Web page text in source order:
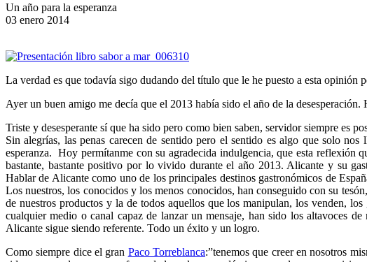
Un año para la esperanza
03 enero 2014
La verdad es que todavía sigo dudando del título que le he puesto a esta opinión
Ayer un buen amigo me decía que el 2013 había sido el año de la
Triste y desesperante sí que ha sido pero como bien saben, servidor siempre es
Sin alegrías, las penas carecen de sentido pero el sentido es algo que solo
esperanza. Hoy permítanme con su agradecida indulgencia, que esta reflexión
bastante, bastante positivo por lo vivido durante el año 2013. Alicante y su
Hablar de Alicante como uno de los principales destinos gastronómicos de
Los nuestros, los conocidos y los menos conocidos, han conseguido con su
de nuestros productos y la de todos aquellos que los manipulan, los venden,
cualquier medio o canal capaz de lanzar un mensaje, han sido los altavoces
Alicante sigue siendo referente. Todo un éxito y un logro.
Como siempre dice el gran Paco Torreblanca:”tenemos que creer en nosotros